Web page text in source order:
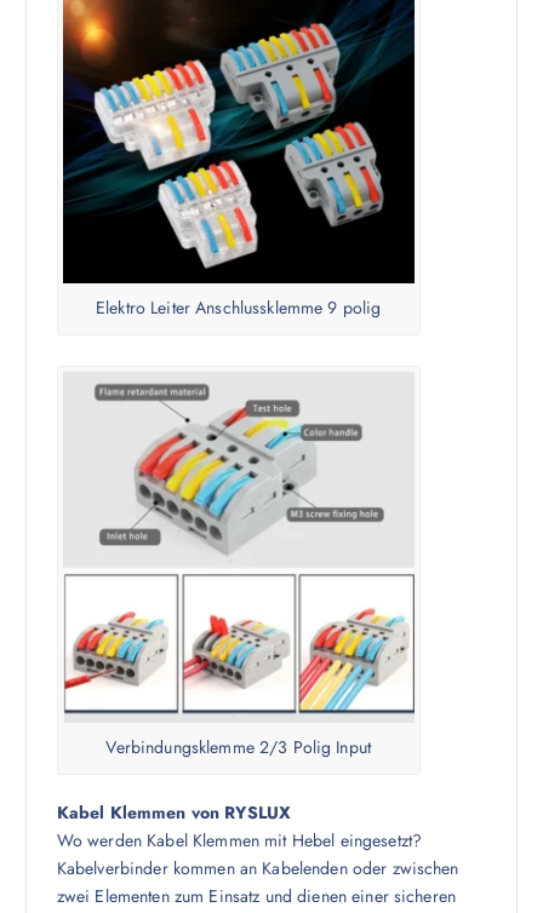
Elektro Leiter Anschlussklemme 9 polig
Verbindungsklemme 2/3 Polig Input
Kabel Klemmen von RYSLUX
Wo werden Kabel Klemmen mit Hebel eingesetzt?
Kabelverbinder kommen an Kabelenden oder zwischen
zwei Elementen zum Einsatz und dienen einer sicheren